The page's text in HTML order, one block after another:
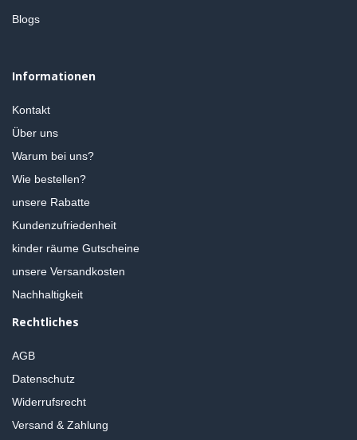
Blogs
Informationen
Kontakt
Über uns
Warum bei uns?
Wie bestellen?
unsere Rabatte
Kundenzufriedenheit
kinder räume Gutscheine
unsere Versandkosten
Nachhaltigkeit
Rechtliches
AGB
Datenschutz
Widerrufsrecht
Versand & Zahlung